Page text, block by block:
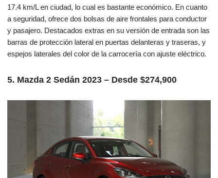
17.4 km/L en ciudad, lo cual es bastante económico. En cuanto
a seguridad, ofrece dos bolsas de aire frontales para conductor
y pasajero. Destacados extras en su versión de entrada son las
barras de protección lateral en puertas delanteras y traseras, y
espejos laterales del color de la carrocería con ajuste eléctrico.
5. Mazda 2 Sedán 2023 – Desde $274,900